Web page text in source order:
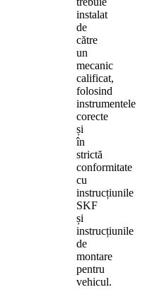
instalat
de
către
un
mecanic
calificat,
folosind
instrumentele
corecte
și
în
strictă
conformitate
cu
instrucțiunile
SKF
și
instrucțiunile
de
montare
pentru
vehicul.